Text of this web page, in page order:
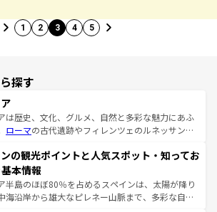
1 2 3 4 5
探す
は歴史、文化、グルメ、自然と多彩な魅力にあふ
ローマの古代遺跡やフィレンツェのルネッサンス
スカーナの美しい田園風景やアマルフィ海岸の絶
自然景観も見逃せない。観光の合間には、本場の
スタなど、絶品のイタリア料理を堪能することも
朝目覚めてから夜眠るまで、すべての瞬間を楽し
の観光ポイントと人気スポット・知ってお
本情報
半島のほぼ80％を占めるスペインは、太陽が降り
海沿岸から雄大なピレネー山脈まで、多彩な自然